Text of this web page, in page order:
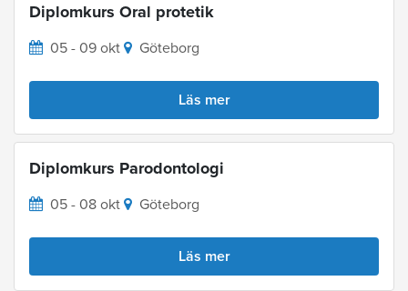
Diplomkurs Oral protetik
05 - 09 okt Göteborg
Läs mer
Diplomkurs Parodontologi
05 - 08 okt Göteborg
Läs mer